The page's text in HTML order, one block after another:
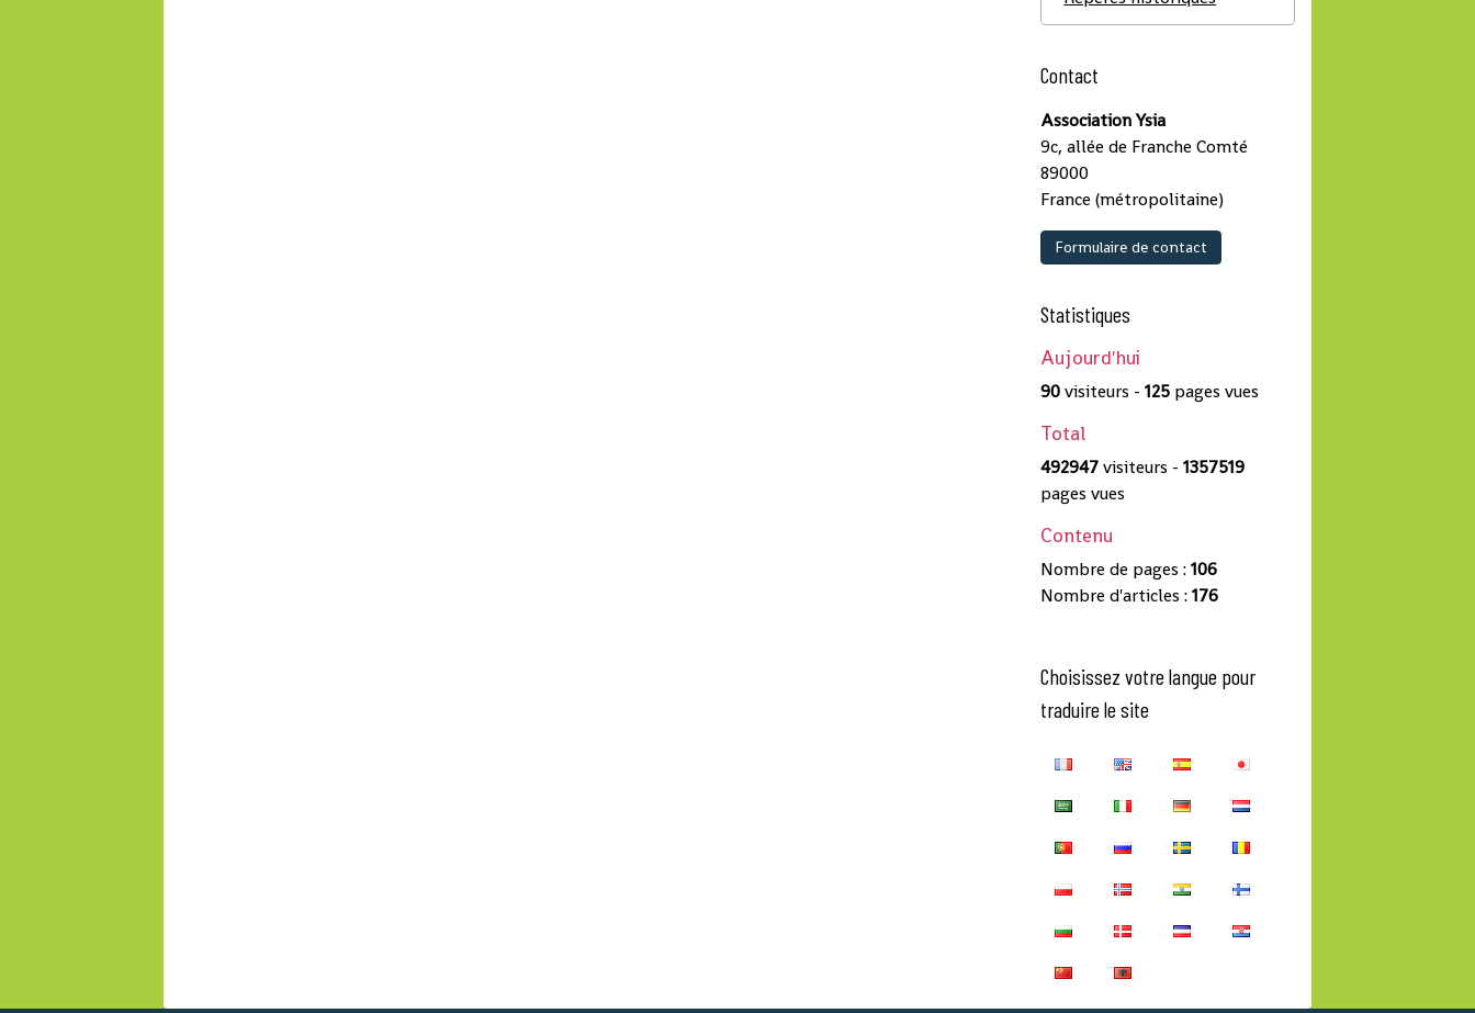
Contact
Association Ysia
9c, allée de Franche Comté
89000
France (métropolitaine)
Formulaire de contact
Statistiques
Aujourd'hui
90visiteurs -125 pages vues
Total
492947visiteurs -1357519
pages vues
Contenu
Nombre de pages :106
Nombre d'articles :176
Choisissez votre langue pour
traduire le site